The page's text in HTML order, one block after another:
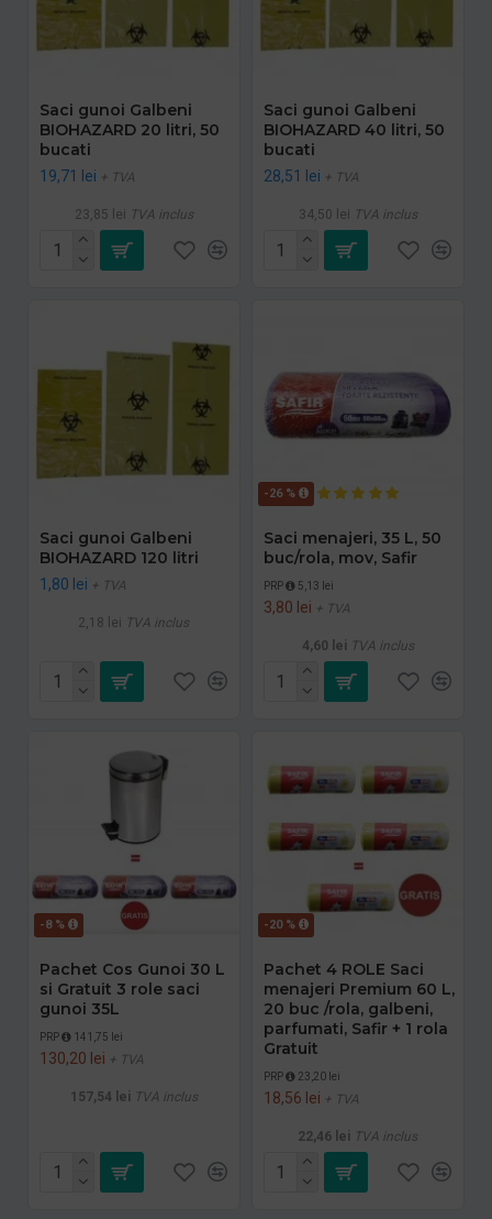
Saci gunoi Galbeni
BIOHAZARD 20 litri, 50
bucati
19,71 lei + TVA
23,85 lei TVA inclus
Saci gunoi Galbeni
BIOHAZARD 40 litri, 50
bucati
28,51 lei + TVA
34,50 lei TVA inclus
Saci gunoi Galbeni
BIOHAZARD 120 litri
1,80 lei + TVA
2,18 lei TVA inclus
-26 %
Saci menajeri, 35 L, 50
buc/rola, mov, Safir
PRP 5,13 lei
3,80 lei + TVA
4,60 lei TVA inclus
-8 %
Pachet Cos Gunoi 30 L
si Gratuit 3 role saci
gunoi 35L
PRP 141,75 lei
130,20 lei + TVA
157,54 lei TVA inclus
-20 %
Pachet 4 ROLE Saci
menajeri Premium 60 L,
20 buc /rola, galbeni,
parfumati, Safir + 1 rola
Gratuit
PRP 23,20 lei
18,56 lei + TVA
22,46 lei TVA inclus